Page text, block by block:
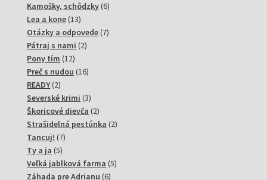
Kamošky, schôdzky 66
Lea a kone 1313
produktov
Otázky a odpovede 77
Pátraj s nami 22
Pony tím 1212
produktov
Preč s nudou 1616
READY 22
produkty
Severské krimi 33
produkty
Škoricové dievča 22
produkty
Strašidelná pestúnka 22
Tancuj! 77
Ty a ja 55
produktov
Veľká jablková farma 55
Záhada pre Adrianu 66